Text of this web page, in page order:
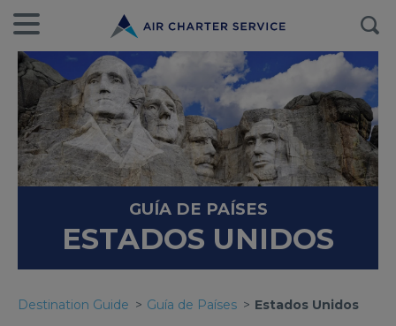
GUÍA DE PAÍSES
ESTADOS UNIDOS
Destination Guide Guía de Países Estados Unidos